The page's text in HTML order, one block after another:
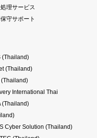
理サービス
守サポート
(Thailand)
(Thailand)
(Thailand)
International Thai
(Thailand)
Cyber Solution (Thailand)